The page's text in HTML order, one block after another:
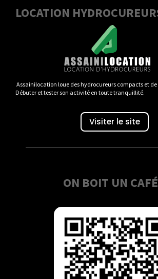
LOCATION
Assainilocation loue des hydrocureurs compacts et de
Débuter et tester son activité en toute tranquillité.
Visiter le site
ON BOIT UN